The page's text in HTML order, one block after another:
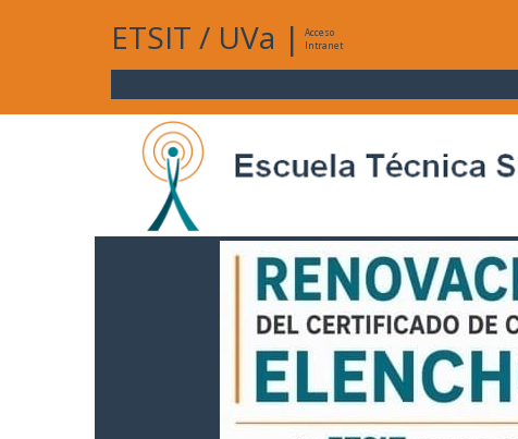
ETSIT / UVa |
Acceso
Intranet